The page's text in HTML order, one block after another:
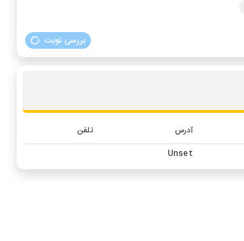
بررسی نوبت
آدرس
تلفن
Unset